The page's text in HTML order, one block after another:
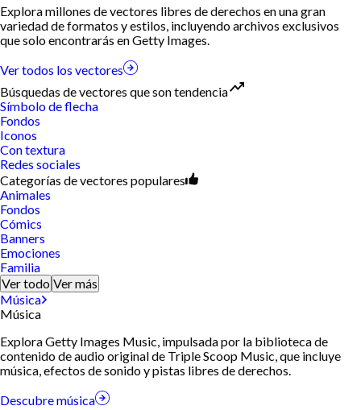
Explora millones de vectores libres de derechos en una gran
variedad de formatos y estilos, incluyendo archivos exclusivos
que solo encontrarás en Getty Images.
Ver todos los vectores
Búsquedas de vectores que son tendencia
Símbolo de flecha
Fondos
Iconos
Con textura
Redes sociales
Categorías de vectores populares
Animales
Fondos
Cómics
Banners
Emociones
Familia
Ver todo Ver más
Música
Música
Explora Getty Images Music, impulsada por la biblioteca de
contenido de audio original de Triple Scoop Music, que incluye
música, efectos de sonido y pistas libres de derechos.
Descubre música